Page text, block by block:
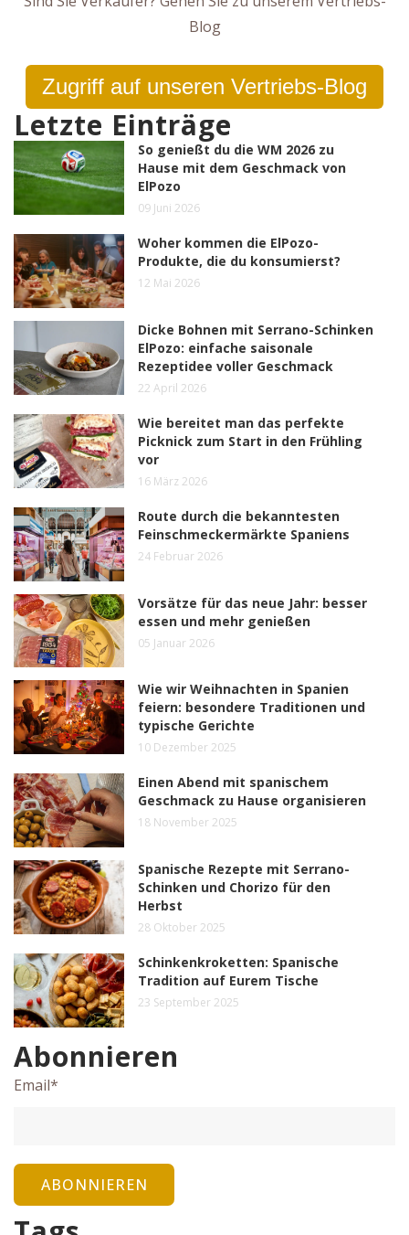
Blog
Zugriff auf unseren Vertriebs-Blog
Letzte Einträge
So genießt du die WM 2026 zu
Hause mit dem Geschmack von
ElPozo
09 Juni 2026
Woher kommen die ElPozo-
Produkte, die du konsumierst?
12 Mai 2026
Dicke Bohnen mit Serrano-Schinken
ElPozo: einfache saisonale
Rezeptidee voller Geschmack
22 April 2026
Wie bereitet man das perfekte
Picknick zum Start in den Frühling
vor
16 März 2026
Route durch die bekanntesten
Feinschmeckermärkte Spaniens
24 Februar 2026
Vorsätze für das neue Jahr: besser
essen und mehr genießen
05 Januar 2026
Wie wir Weihnachten in Spanien
feiern: besondere Traditionen und
typische Gerichte
10 Dezember 2025
Einen Abend mit spanischem
Geschmack zu Hause organisieren
18 November 2025
Spanische Rezepte mit Serrano-
Schinken und Chorizo für den
Herbst
28 Oktober 2025
Schinkenkroketten: Spanische
Tradition auf Eurem Tische
23 September 2025
Abonnieren
Email*